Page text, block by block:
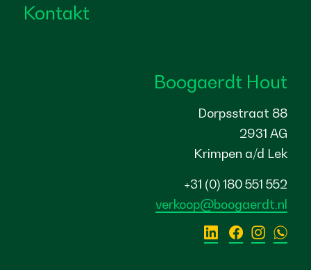
Kontakt
Boogaerdt Hout
Dorpsstraat 88
2931 AG
Krimpen a/d Lek
+31 (0) 180 551 552
verkoop@boogaerdt.nl